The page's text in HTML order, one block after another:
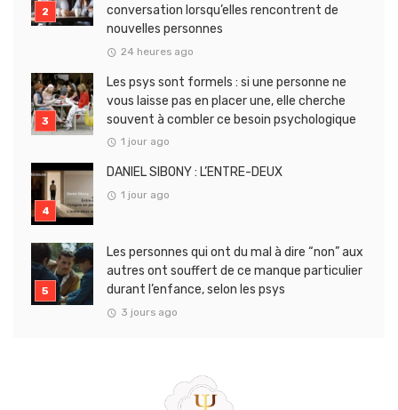
conversation lorsqu’elles rencontrent de
nouvelles personnes
24 heures ago
Les psys sont formels : si une personne ne
vous laisse pas en placer une, elle cherche
souvent à combler ce besoin psychologique
1 jour ago
DANIEL SIBONY : L’ENTRE-DEUX
1 jour ago
Les personnes qui ont du mal à dire “non” aux
autres ont souffert de ce manque particulier
durant l’enfance, selon les psys
3 jours ago